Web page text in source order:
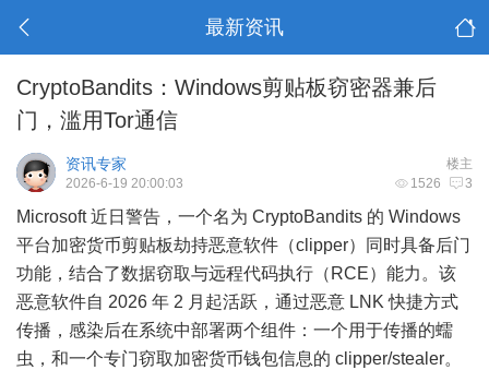
最新资讯
CryptoBandits：Windows剪贴板窃密器兼后
门，滥用Tor通信
楼主
资讯专家
1526 3
2026-6-19 20:00:03
Microsoft 近日警告，一个名为 CryptoBandits 的 Windows
平台加密货币剪贴板劫持恶意软件（clipper）同时具备后门
功能，结合了数据窃取与远程代码执行（RCE）能力。该
恶意软件自 2026 年 2 月起活跃，通过恶意 LNK 快捷方式
传播，感染后在系统中部署两个组件：一个用于传播的蠕
虫，和一个专门窃取加密货币钱包信息的 clipper/stealer。